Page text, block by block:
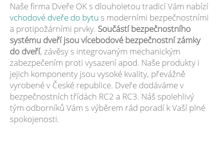
Naše firma Dveře OK s dlouholetou tradicí Vám nabízí
vchodové dveře do bytu s moderními bezpečnostními
a protipožárními prvky. Součástí bezpečnostního
systému dveří jsou vícebodové bezpečnostní zámky
do dveří, závěsy s integrovaným mechanickým
zabezpečením proti vysazení apod. Naše produkty i
jejich komponenty jsou vysoké kvality, převážně
vyrobené v České republice. Dveře dodáváme v
bezpečnostních třídách RC2 a RC3. Náš spolehlivý
tým odborníků Vám s výběrem rád poradí k Vaší plné
spokojenosti.